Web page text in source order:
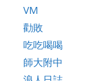
VM
勸敗
吃吃喝喝
師大附中